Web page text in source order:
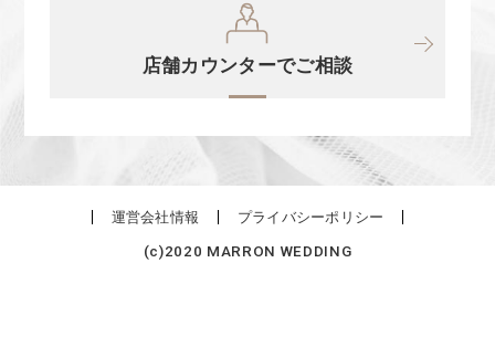
店舗カウンターでご相談
運営会社情報 プライバシーポリシー
(c)2020 MARRON WEDDING